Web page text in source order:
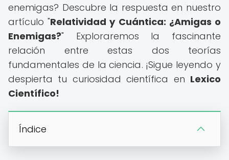
enemigas? Descubre la respuesta en nuestro
artículo "Relatividad y Cuántica: ¿Amigas o
Enemigas?" Exploraremos la fascinante
relación entre estas dos teorías
fundamentales de la ciencia. ¡Sigue leyendo y
despierta tu curiosidad científica en Lexico
Científico!
Índice